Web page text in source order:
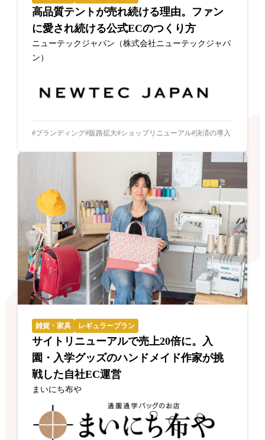
高品質テントが売れ続ける理由。ファン
に愛され続ける公式ECのつくり方
ニューテックジャパン（株式会社ニューテックジャパ
ン）
ブランディング 販路拡大 ショップリニューアル 決済の導入
雑貨・家具 レギュラープラン
サイトリニューアルで売上20倍に。入
園・入学グッズのハンドメイド作家が挑
戦した自社EC運営
まいにち布や